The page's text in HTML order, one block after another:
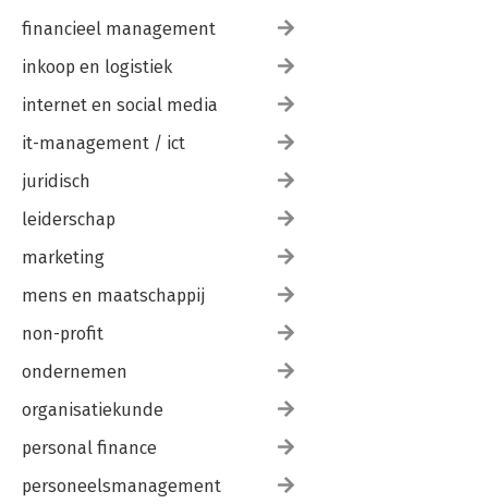
financieel management
inkoop en logistiek
internet en social media
it-management / ict
juridisch
leiderschap
marketing
mens en maatschappij
non-profit
ondernemen
organisatiekunde
personal finance
personeelsmanagement